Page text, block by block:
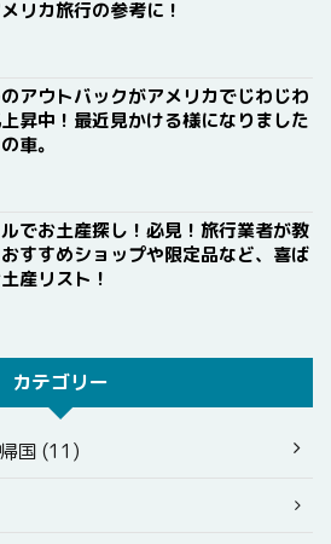
リカ旅行の参考に！
アウトバックがアメリカでじわじわ
昇中！最近見かける様になりました
車。
でお土産探し！必見！旅行業者が教
すすめショップや限定品など、喜ば
産リスト！
カテゴリー
国 (11)